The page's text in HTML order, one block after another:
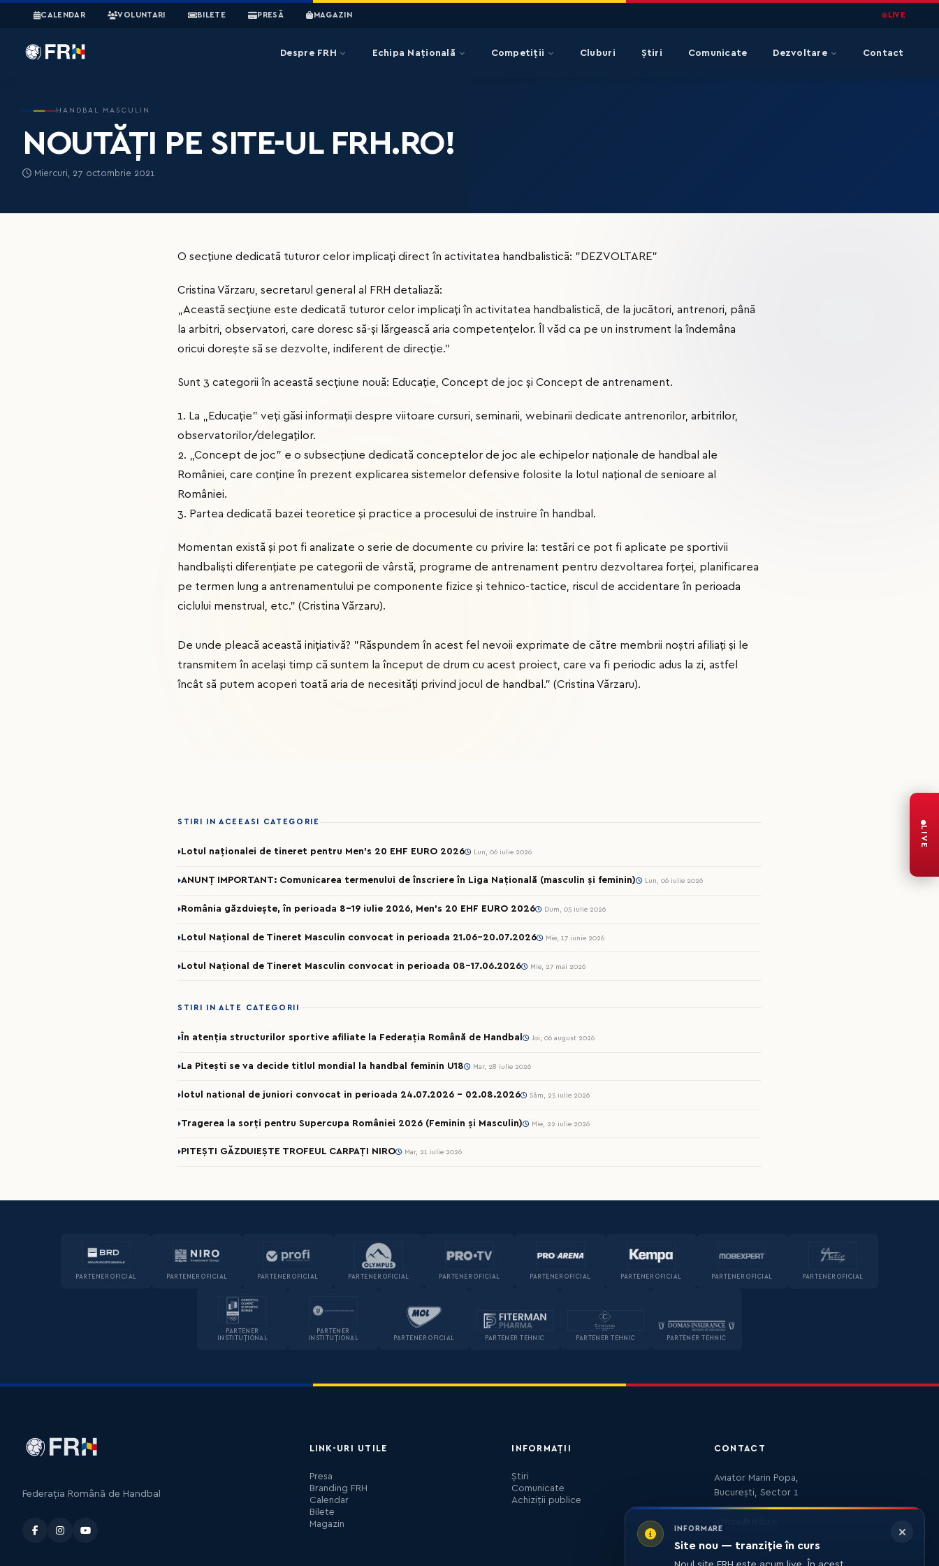
CALENDAR VOLUNTARI BILETE PRESĂ MAGAZIN LIVE
Despre FRH Echipa Națională Competiții Cluburi Știri Comunicate Dezvoltare Contact
HANDBAL MASCULIN
NOUTĂȚI PE SITE-UL FRH.RO!
Miercuri, 27 octombrie 2021
O secțiune dedicată tuturor celor implicați direct în activitatea handbalistică: ”DEZVOLTARE”
Cristina Vărzaru, secretarul general al FRH detaliază:
„Această secțiune este dedicată tuturor celor implicați în activitatea handbalistică, de la jucători, antrenori, până
la arbitri, observatori, care doresc să-și lărgească aria competențelor. Îl văd ca pe un instrument la îndemâna
oricui dorește să se dezvolte, indiferent de direcție.”
Sunt 3 categorii în această secțiune nouă: Educație, Concept de joc și Concept de antrenament.
1. La „Educație” veți găsi informații despre viitoare cursuri, seminarii, webinarii dedicate antrenorilor, arbitrilor,
observatorilor/delegaților.
2. „Concept de joc” e o subsecțiune dedicată conceptelor de joc ale echipelor naționale de handbal ale
României, care conține în prezent explicarea sistemelor defensive folosite la lotul național de senioare al
României.
3. Partea dedicată bazei teoretice și practice a procesului de instruire în handbal.
Momentan există și pot fi analizate o serie de documente cu privire la: testări ce pot fi aplicate pe sportivii
handbaliști diferențiate pe categorii de vârstă, programe de antrenament pentru dezvoltarea forței, planificarea
pe termen lung a antrenamentului pe componente fizice și tehnico-tactice, riscul de accidentare în perioada
ciclului menstrual, etc.” (Cristina Vărzaru).
De unde pleacă această inițiativă? ”Răspundem în acest fel nevoii exprimate de către membrii noștri afiliați și le
transmitem în același timp că suntem la început de drum cu acest proiect, care va fi periodic adus la zi, astfel
încât să putem acoperi toată aria de necesități privind jocul de handbal.” (Cristina Vărzaru).
STIRI IN ACEEASI CATEGORIE
Lotul naționalei de tineret pentru Men’s 20 EHF EURO 2026 Lun, 06 iulie 2026
ANUNȚ IMPORTANT: Comunicarea termenului de înscriere în Liga Națională (masculin și feminin) Lun, 06 iulie 2026
România găzduiește, în perioada 8-19 iulie 2026, Men’s 20 EHF EURO 2026 Dum, 05 iulie 2026
Lotul Național de Tineret Masculin convocat in perioada 21.06-20.07.2026 Mie, 17 iunie 2026
Lotul Național de Tineret Masculin convocat in perioada 08-17.06.2026 Mie, 27 mai 2026
STIRI IN ALTE CATEGORII
În atenția structurilor sportive afiliate la Federația Română de Handbal Joi, 06 august 2026
La Pitești se va decide titlul mondial la handbal feminin U18 Mar, 28 iulie 2026
lotul national de juniori convocat in perioada 24.07.2026 – 02.08.2026 Sâm, 25 iulie 2026
Tragerea la sorți pentru Supercupa României 2026 (Feminin și Masculin) Mie, 22 iulie 2026
PITEȘTI GĂZDUIEȘTE TROFEUL CARPAȚI NIRO Mar, 21 iulie 2026
PARTENER OFICIAL PARTENER OFICIAL PARTENER OFICIAL PARTENER OFICIAL PARTENER OFICIAL PARTENER OFICIAL PARTENER OFICIAL PARTENER OFICIAL PARTENER OFICIAL
PARTENER
INSTITUȚIONAL
PARTENER
INSTITUȚIONAL
PARTENER OFICIAL PARTENER TEHNIC PARTENER TEHNIC PARTENER TEHNIC
INFORMARE
Site nou — tranziție în curs
LIVE
Federația Română de Handbal
LINK-URI UTILE
Presa
Branding FRH
Calendar
Bilete
Magazin
INFORMAȚII
Știri
Comunicate
Achiziții publice
CONTACT
Aviator Marin Popa,
București, Sector 1